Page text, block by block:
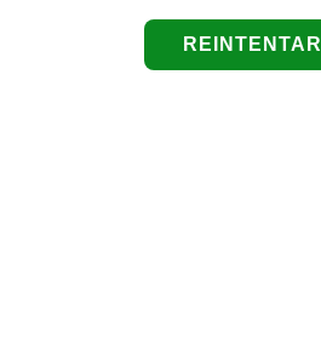
REINTENTAR